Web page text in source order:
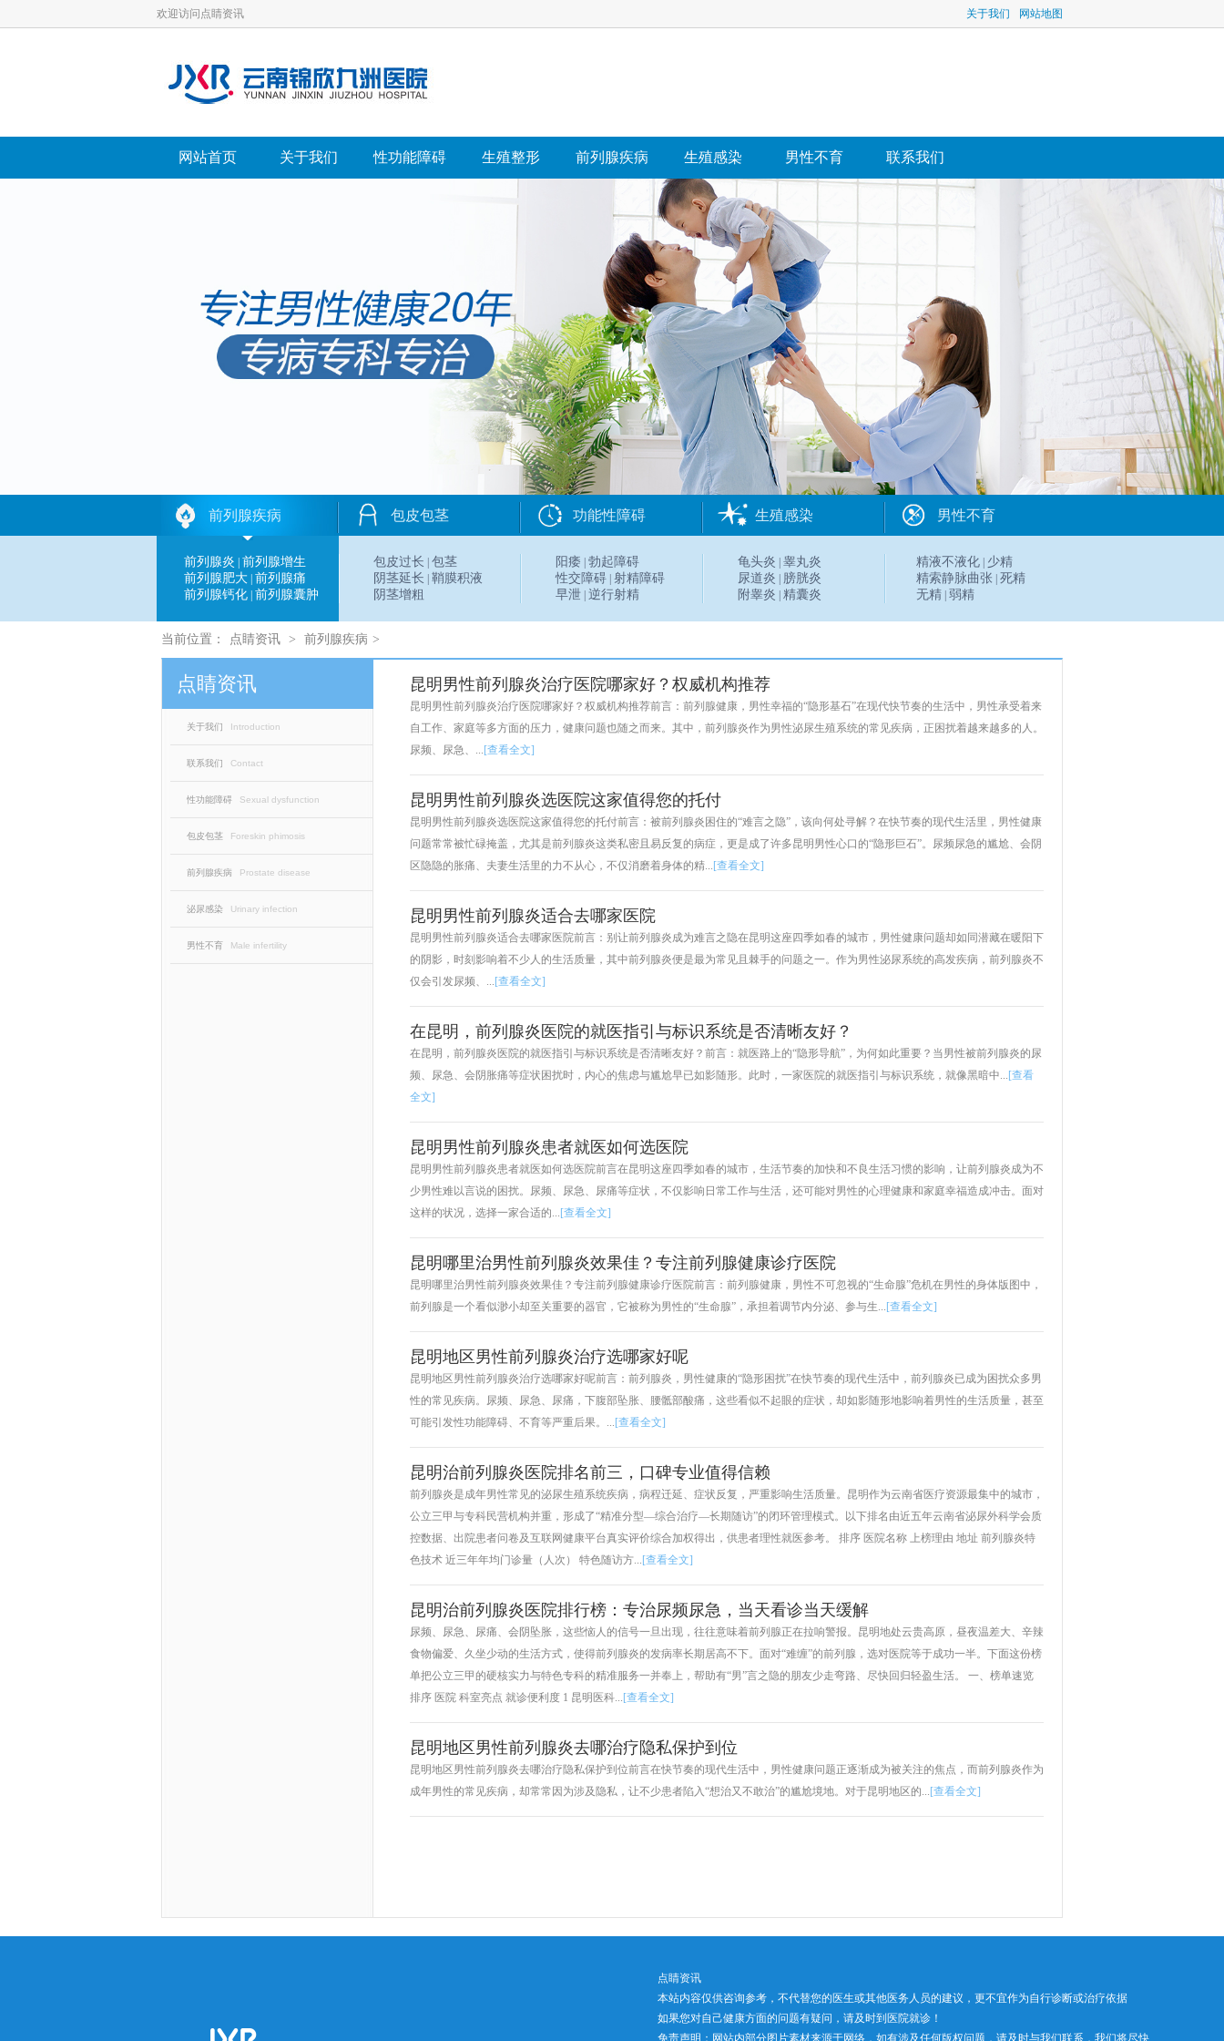
欢迎访问点睛资讯 关于我们 网站地图
网站首页 关于我们 性功能障碍 生殖整形 前列腺疾病 生殖感染 男性不育 联系我们
前列腺疾病 包皮包茎 功能性障碍 生殖感染 男性不育
前列腺炎 | 前列腺增生
前列腺肥大 | 前列腺痛
前列腺钙化 | 前列腺囊肿
包皮过长 | 包茎
阴茎延长 | 鞘膜积液
阴茎增粗
阳痿 | 勃起障碍
性交障碍 | 射精障碍
早泄 | 逆行射精
龟头炎 | 睾丸炎
尿道炎 | 膀胱炎
附睾炎 | 精囊炎
精液不液化 | 少精
精索静脉曲张 | 死精
无精 | 弱精
当前位置： 点睛资讯 > 前列腺疾病 >
点睛资讯
关于我们 Introduction
联系我们 Contact
性功能障碍 Sexual dysfunction
包皮包茎 Foreskin phimosis
前列腺疾病 Prostate disease
泌尿感染 Urinary infection
男性不育 Male infertility
昆明男性前列腺炎治疗医院哪家好？权威机构推荐
昆明男性前列腺炎治疗医院哪家好？权威机构推荐前言：前列腺健康，男性幸福的“隐形基石”在现代快节奏的生活中，男性承受着来
自工作、家庭等多方面的压力，健康问题也随之而来。其中，前列腺炎作为男性泌尿生殖系统的常见疾病，正困扰着越来越多的人。
尿频、尿急、... [查看全文]
昆明男性前列腺炎选医院这家值得您的托付
昆明男性前列腺炎选医院这家值得您的托付前言：被前列腺炎困住的“难言之隐”，该向何处寻解？在快节奏的现代生活里，男性健康
问题常常被忙碌掩盖，尤其是前列腺炎这类私密且易反复的病症，更是成了许多昆明男性心口的“隐形巨石”。尿频尿急的尴尬、会阴
区隐隐的胀痛、夫妻生活里的力不从心，不仅消磨着身体的精... [查看全文]
昆明男性前列腺炎适合去哪家医院
昆明男性前列腺炎适合去哪家医院前言：别让前列腺炎成为难言之隐在昆明这座四季如春的城市，男性健康问题却如同潜藏在暖阳下
的阴影，时刻影响着不少人的生活质量，其中前列腺炎便是最为常见且棘手的问题之一。作为男性泌尿系统的高发疾病，前列腺炎不
仅会引发尿频、... [查看全文]
在昆明，前列腺炎医院的就医指引与标识系统是否清晰友好？
在昆明，前列腺炎医院的就医指引与标识系统是否清晰友好？前言：就医路上的“隐形导航”，为何如此重要？当男性被前列腺炎的尿
频、尿急、会阴胀痛等症状困扰时，内心的焦虑与尴尬早已如影随形。此时，一家医院的就医指引与标识系统，就像黑暗中... [查看
全文]
昆明男性前列腺炎患者就医如何选医院
昆明男性前列腺炎患者就医如何选医院前言在昆明这座四季如春的城市，生活节奏的加快和不良生活习惯的影响，让前列腺炎成为不
少男性难以言说的困扰。尿频、尿急、尿痛等症状，不仅影响日常工作与生活，还可能对男性的心理健康和家庭幸福造成冲击。面对
这样的状况，选择一家合适的... [查看全文]
昆明哪里治男性前列腺炎效果佳？专注前列腺健康诊疗医院
昆明哪里治男性前列腺炎效果佳？专注前列腺健康诊疗医院前言：前列腺健康，男性不可忽视的“生命腺”危机在男性的身体版图中，
前列腺是一个看似渺小却至关重要的器官，它被称为男性的“生命腺”，承担着调节内分泌、参与生... [查看全文]
昆明地区男性前列腺炎治疗选哪家好呢
昆明地区男性前列腺炎治疗选哪家好呢前言：前列腺炎，男性健康的“隐形困扰”在快节奏的现代生活中，前列腺炎已成为困扰众多男
性的常见疾病。尿频、尿急、尿痛，下腹部坠胀、腰骶部酸痛，这些看似不起眼的症状，却如影随形地影响着男性的生活质量，甚至
可能引发性功能障碍、不育等严重后果。... [查看全文]
昆明治前列腺炎医院排名前三，口碑专业值得信赖
前列腺炎是成年男性常见的泌尿生殖系统疾病，病程迁延、症状反复，严重影响生活质量。昆明作为云南省医疗资源最集中的城市，
公立三甲与专科民营机构并重，形成了“精准分型—综合治疗—长期随访”的闭环管理模式。以下排名由近五年云南省泌尿外科学会质
控数据、出院患者问卷及互联网健康平台真实评价综合加权得出，供患者理性就医参考。 排序 医院名称 上榜理由 地址 前列腺炎特
色技术 近三年年均门诊量（人次） 特色随访方... [查看全文]
昆明治前列腺炎医院排行榜：专治尿频尿急，当天看诊当天缓解
尿频、尿急、尿痛、会阴坠胀，这些恼人的信号一旦出现，往往意味着前列腺正在拉响警报。昆明地处云贵高原，昼夜温差大、辛辣
食物偏爱、久坐少动的生活方式，使得前列腺炎的发病率长期居高不下。面对“难缠”的前列腺，选对医院等于成功一半。下面这份榜
单把公立三甲的硬核实力与特色专科的精准服务一并奉上，帮助有“男”言之隐的朋友少走弯路、尽快回归轻盈生活。 一、榜单速览
排序 医院 科室亮点 就诊便利度 1 昆明医科... [查看全文]
昆明地区男性前列腺炎去哪治疗隐私保护到位
昆明地区男性前列腺炎去哪治疗隐私保护到位前言在快节奏的现代生活中，男性健康问题正逐渐成为被关注的焦点，而前列腺炎作为
成年男性的常见疾病，却常常因为涉及隐私，让不少患者陷入“想治又不敢治”的尴尬境地。对于昆明地区的... [查看全文]
点睛资讯
本站内容仅供咨询参考，不代替您的医生或其他医务人员的建议，更不宜作为自行诊断或治疗依据
如果您对自己健康方面的问题有疑问，请及时到医院就诊！
免责声明：网站内部分图片素材来源于网络，如有涉及任何版权问题，请及时与我们联系，我们将尽快